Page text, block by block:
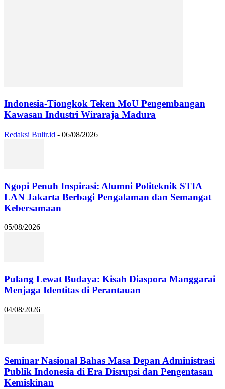
Indonesia-Tiongkok Teken MoU Pengembangan
Kawasan Industri Wiraraja Madura
Redaksi Bulir.id - 06/08/2026
Ngopi Penuh Inspirasi: Alumni Politeknik STIA
LAN Jakarta Berbagi Pengalaman dan Semangat
Kebersamaan
05/08/2026
Pulang Lewat Budaya: Kisah Diaspora Manggarai
Menjaga Identitas di Perantauan
04/08/2026
Seminar Nasional Bahas Masa Depan Administrasi
Publik Indonesia di Era Disrupsi dan Pengentasan
Kemiskinan